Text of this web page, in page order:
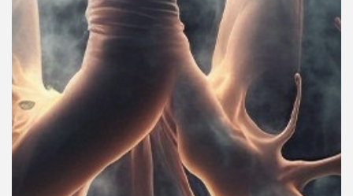
เพล
สต์
ของ
คุณ
เพลง